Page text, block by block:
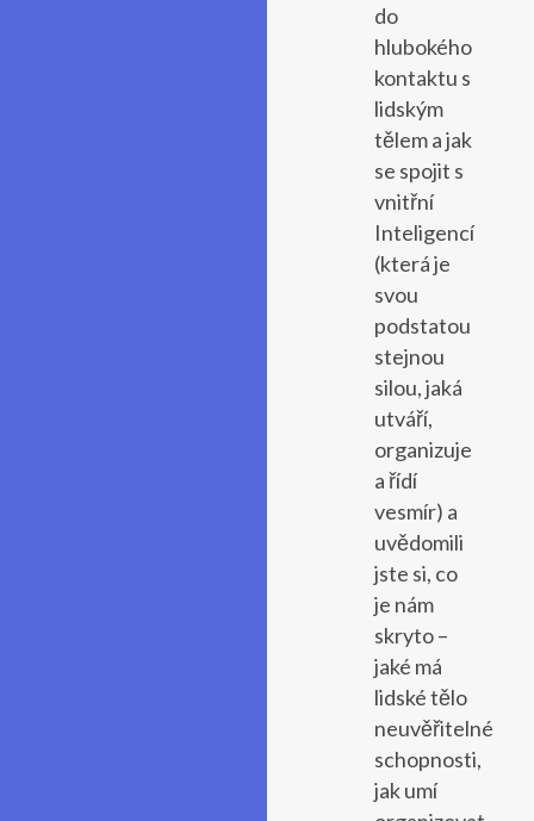
do
hlubokého
kontaktu s
lidským
tělem a jak
se spojit s
vnitřní
Inteligencí
(která je
svou
podstatou
stejnou
silou, jaká
utváří,
organizuje
a řídí
vesmír) a
uvědomili
jste si, co
je nám
skryto –
jaké má
lidské tělo
neuvěřitelné
schopnosti,
jak umí